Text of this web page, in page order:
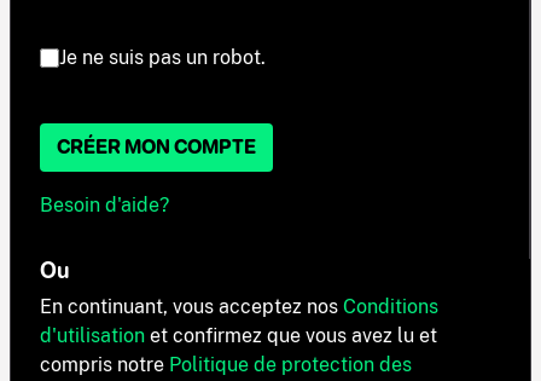
Je ne suis pas un robot.
CRÉER MON COMPTE
Besoin d'aide?
Ou
En continuant, vous acceptez nos Conditions
d'utilisation et confirmez que vous avez lu et
compris notre Politique de protection des